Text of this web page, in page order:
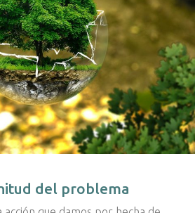
del problema